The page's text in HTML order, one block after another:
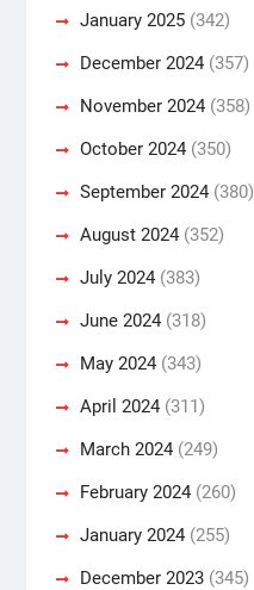
January 2025(342)
December 2024(357)
November 2024(358)
October 2024(350)
September 2024(380)
August 2024(352)
July 2024(383)
June 2024(318)
May 2024(343)
April 2024(311)
March 2024(249)
February 2024(260)
January 2024(255)
December 2023(345)